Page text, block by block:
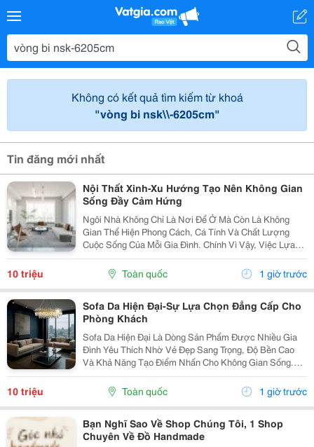
Không có kết quả tìm kiếm từ khoá
"vòng bi nsk\\-6205cm"
Tin đăng mới nhất
Nội Thất Xinh-Xu Hướng Tạo Nên Không Gian
Sống Đầy Cảm Hứng
Ngôi Nhà Không Chỉ Là Nơi Để Ở Mà Còn Là Không
Gian Thể Hiện Phong Cách, Cá Tính Và Chất Lượng
Cuộc Sống Của Mỗi Gia Đình. Chính Vì Vậy, Việc Lựa
Chọn Nội Thất Xinh Đang Trở Thành Xu Hướng Được
Nhiều Người Quan Tâm Khi Muốn Biến Không Gian
Sống Trở...
10 triệu Toàn quốc 1 giờ trước
Sofa Da Hiện Đại-Sự Lựa Chọn Đẳng Cấp Cho
Phòng Khách
Sofa Da Hiện Đại Là Dòng Sản Phẩm Được Nhiều Gia
Đình Yêu Thích Nhờ Vẻ Đẹp Sang Trọng, Độ Bền Cao
Và Khả Năng Tạo Điểm Nhấn Cho Không Gian Sống.
Với Thiết Kế Tinh Tế Cùng Chất Liệu Da Cao Cấp, Sofa
Không Chỉ Mang Lại Cảm Giác Thoải Mái Mà Còn Thể...
10 triệu Toàn quốc 1 giờ trước
Bạn Nghĩ Sao Về Shop Chúng Tôi, 1 Shop
Chuyên Về Đồ Handmade